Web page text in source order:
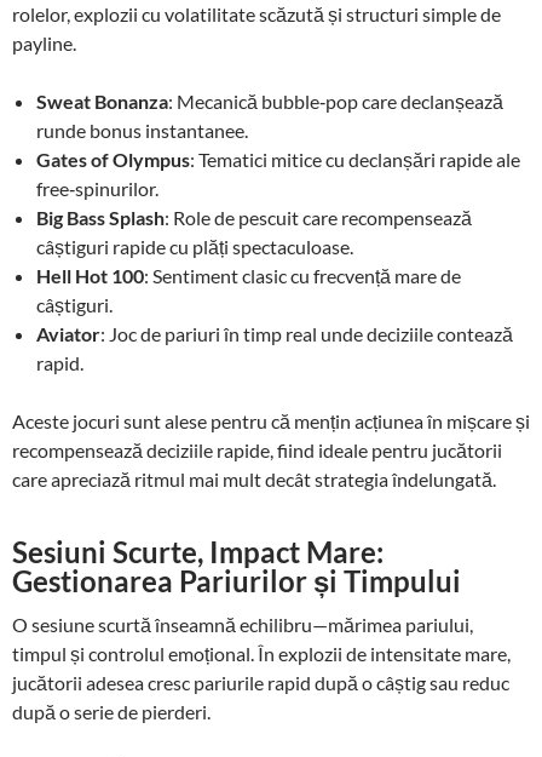
rolelor, explozii cu volatilitate scăzută și structuri simple de
payline.
Sweat Bonanza: Mecanică bubble‑pop care declanșează
runde bonus instantanee.
Gates of Olympus: Tematici mitice cu declanșări rapide ale
free‑spinurilor.
Big Bass Splash: Role de pescuit care recompensează
câștiguri rapide cu plăți spectaculoase.
Hell Hot 100: Sentiment clasic cu frecvență mare de
câștiguri.
Aviator: Joc de pariuri în timp real unde deciziile contează
rapid.
Aceste jocuri sunt alese pentru că mențin acțiunea în mișcare și
recompensează deciziile rapide, fiind ideale pentru jucătorii
care apreciază ritmul mai mult decât strategia îndelungată.
Sesiuni Scurte, Impact Mare:
Gestionarea Pariurilor și Timpului
O sesiune scurtă înseamnă echilibru—mărimea pariului,
timpul și controlul emoțional. În explozii de intensitate mare,
jucătorii adesea cresc pariurile rapid după o câștig sau reduc
după o serie de pierderi.